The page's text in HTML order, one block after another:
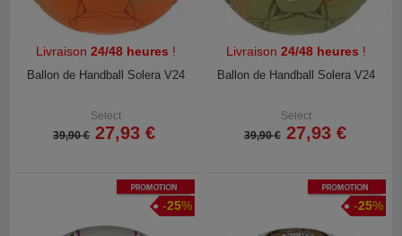
Livraison 24/48 heures !
Ballon de Handball Solera V24
Select
39,90 € 27,93 €
Livraison24/48 heures !
Ballon de Handball Solera V24
Select
39,90 € 27,93 €
Promotion
-25%
Promotion
-25%